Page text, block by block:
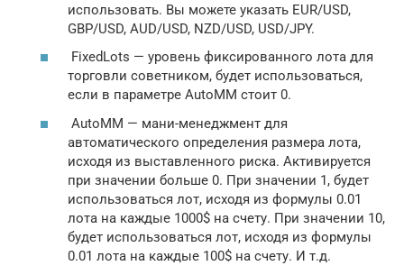
использовать. Вы можете указать EUR/USD,
GBP/USD, AUD/USD, NZD/USD, USD/JPY.
FixedLots — уровень фиксированного лота для
торговли советником, будет использоваться,
если в параметре AutoMM стоит 0.
AutoMM — мани-менеджмент для
автоматического определения размера лота,
исходя из выставленного риска. Активируется
при значении больше 0. При значении 1, будет
использоваться лот, исходя из формулы 0.01
лота на каждые 1000$ на счету. При значении 10,
будет использоваться лот, исходя из формулы
0.01 лота на каждые 100$ на счету. И т.д.